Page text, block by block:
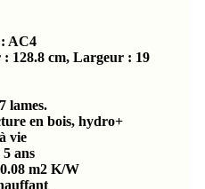
: AC4
128.8 cm, Largeur : 19
lames.
en bois, hydro+
vie
ans
m2 K/W